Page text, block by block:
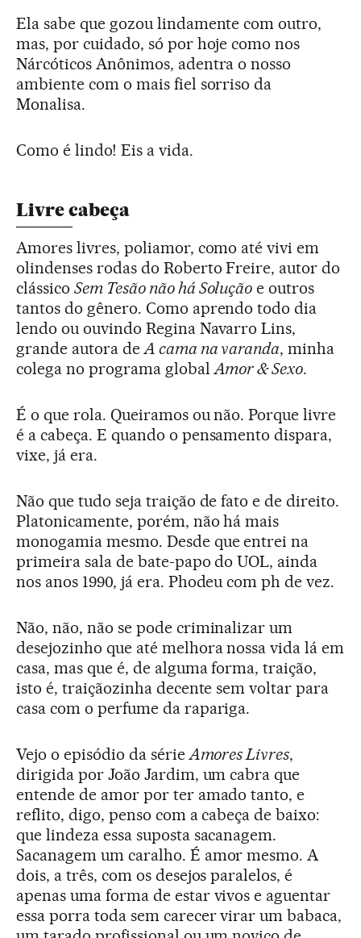
Ela sabe que gozou lindamente com outro,
mas, por cuidado, só por hoje como nos
Nárcóticos Anônimos, adentra o nosso
ambiente com o mais fiel sorriso da
Monalisa.
Como é lindo! Eis a vida.
Livre cabeça
Amores livres, poliamor, como até vivi em
olindenses rodas do Roberto Freire, autor do
clássico Sem Tesão não há Solução e outros
tantos do gênero. Como aprendo todo dia
lendo ou ouvindo Regina Navarro Lins,
grande autora deA cama na varanda, minha
colega no programa globalAmor & Sexo.
É o que rola. Queiramos ou não. Porque livre
é a cabeça. E quando o pensamento dispara,
vixe, já era.
Não que tudo seja traição de fato e de direito.
Platonicamente, porém, não há mais
monogamia mesmo. Desde que entrei na
primeira sala de bate-papo do UOL, ainda
nos anos 1990, já era. Phodeu com ph de vez.
Não, não, não se pode criminalizar um
desejozinho que até melhora nossa vida lá em
casa, mas que é, de alguma forma, traição,
isto é, traiçãozinha decente sem voltar para
casa com o perfume da rapariga.
Vejo o episódio da sérieAmores Livres,
dirigida por João Jardim, um cabra que
entende de amor por ter amado tanto, e
reflito, digo, penso com a cabeça de baixo:
que lindeza essa suposta sacanagem.
Sacanagem um caralho. É amor mesmo. A
dois, a três, com os desejos paralelos, é
apenas uma forma de estar vivos e aguentar
essa porra toda sem carecer virar um babaca,